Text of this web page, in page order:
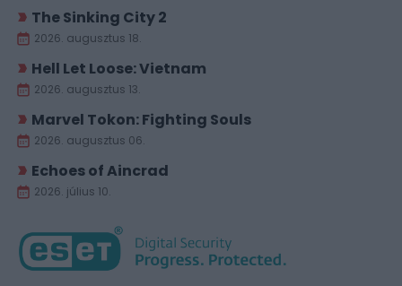
The Sinking City 2
2026. augusztus 18.
Hell Let Loose: Vietnam
2026. augusztus 13.
Marvel Tokon: Fighting Souls
2026. augusztus 06.
Echoes of Aincrad
2026. július 10.